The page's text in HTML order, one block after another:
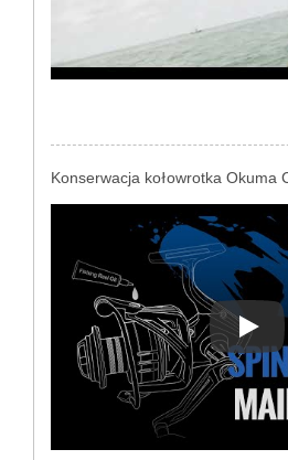
Konserwacja kołowrotka Okuma